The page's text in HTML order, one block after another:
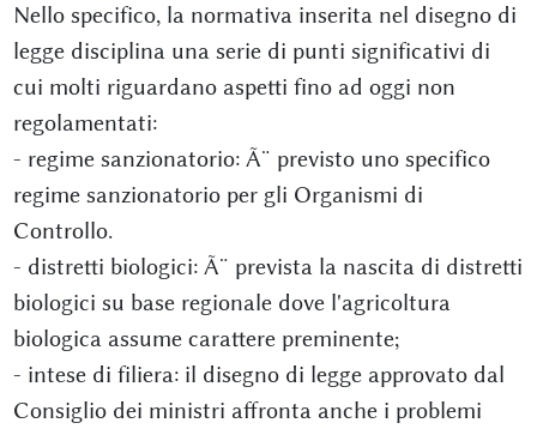
Nello specifico, la normativa inserita nel disegno di
legge disciplina una serie di punti significativi di
cui molti riguardano aspetti fino ad oggi non
regolamentati:
- regime sanzionatorio: Ã¨ previsto uno specifico
regime sanzionatorio per gli Organismi di
Controllo.
- distretti biologici: Ã¨ prevista la nascita di distretti
biologici su base regionale dove l'agricoltura
biologica assume carattere preminente;
- intese di filiera: il disegno di legge approvato dal
Consiglio dei ministri affronta anche i problemi